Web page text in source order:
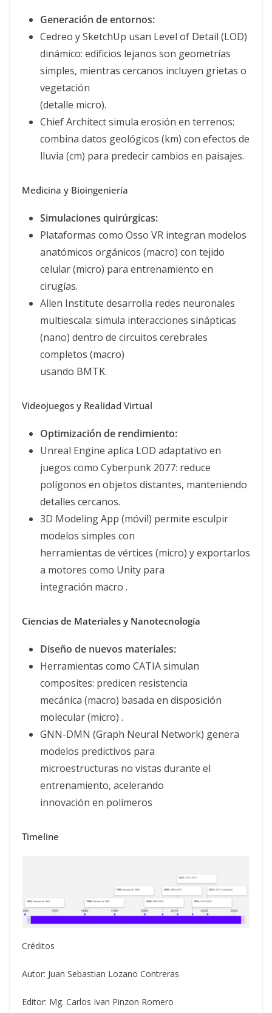
Generación de entornos:
Cedreo y SketchUp usan Level of Detail (LOD)
dinámico: edificios lejanos son geometrías
simples, mientras cercanos incluyen grietas o
vegetación
(detalle micro).
Chief Architect simula erosión en terrenos:
combina datos geológicos (km) con efectos de
lluvia (cm) para predecir cambios en paisajes.
Medicina y Bioingeniería
Simulaciones quirúrgicas:
Plataformas como Osso VR integran modelos
anatómicos orgánicos (macro) con tejido
celular (micro) para entrenamiento en
cirugías.
Allen Institute desarrolla redes neuronales
multiescala: simula interacciones sinápticas
(nano) dentro de circuitos cerebrales
completos (macro)
usando BMTK.
Videojuegos y Realidad Virtual
Optimización de rendimiento:
Unreal Engine aplica LOD adaptativo en
juegos como Cyberpunk 2077: reduce
polígonos en objetos distantes, manteniendo
detalles cercanos.
3D Modeling App (móvil) permite esculpir
modelos simples con
herramientas de vértices (micro) y exportarlos
a motores como Unity para
integración macro .
Ciencias de Materiales y Nanotecnología
Diseño de nuevos materiales:
Herramientas como CATIA simulan
composites: predicen resistencia
mecánica (macro) basada en disposición
molecular (micro) .
GNN-DMN (Graph Neural Network) genera
modelos predictivos para
microestructuras no vistas durante el
entrenamiento, acelerando
innovación en polímeros
Timeline
Créditos
Autor: Juan Sebastian Lozano Contreras
Editor: Mg. Carlos Ivan Pinzon Romero